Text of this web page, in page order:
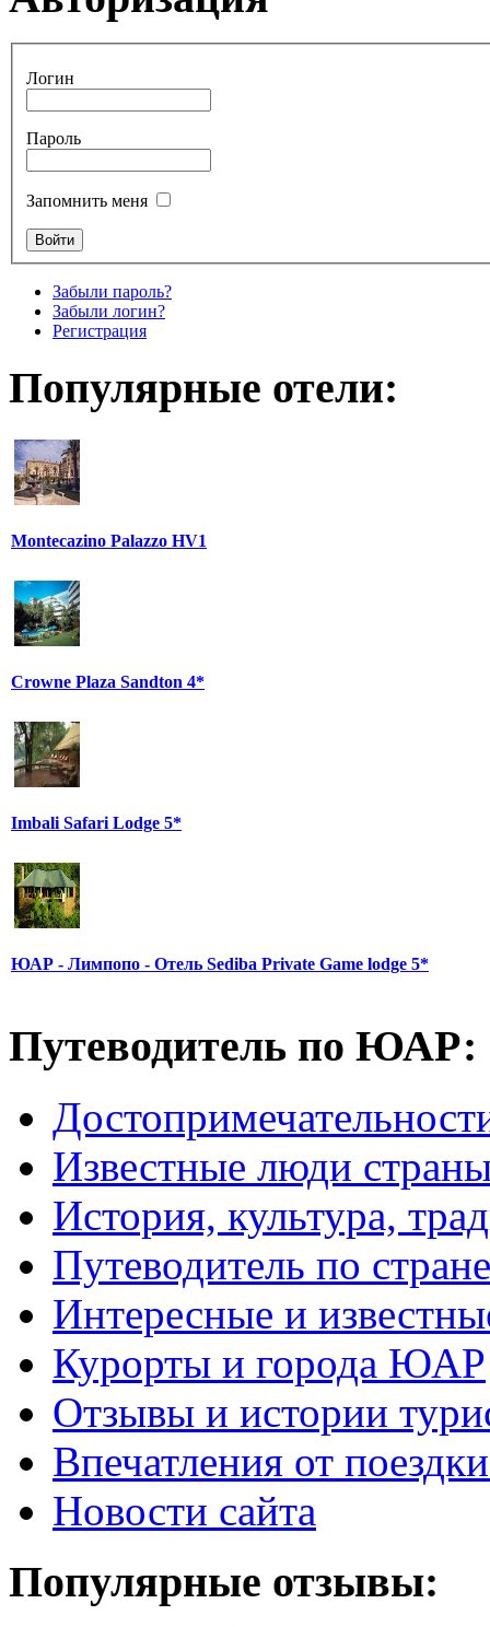
Логин
Пароль
Запомнить меня
Забыли пароль?
Забыли логин?
Регистрация
Популярные отели:
Montecazino Palazzo HV1
Crowne Plaza Sandton 4*
Imbali Safari Lodge 5*
ЮАР - Лимпопо - Отель Sediba Private Game lodge 5*
Путеводитель по ЮАР:
Известные люди
История, культура,
Путеводитель по стране
Интересные и
Курорты и города ЮАР
Отзывы и истории
Впечатления от
Новости сайта
Популярные отзывы: